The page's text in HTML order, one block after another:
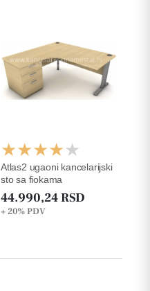
Atlas2 ugaoni kancelarijski
sto sa fiokama
44.990,24 RSD
+ 20%PDV